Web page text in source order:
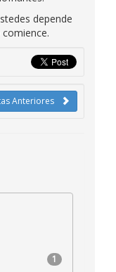
depende
Anteriores
1